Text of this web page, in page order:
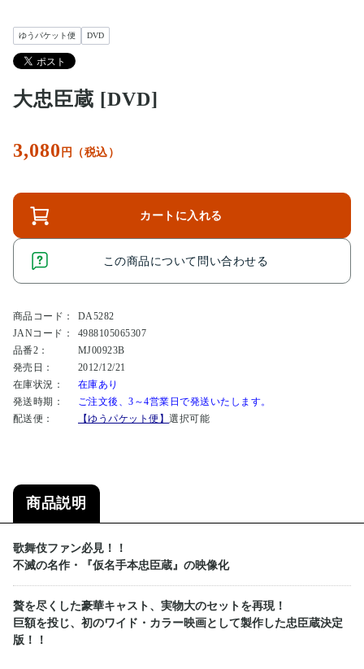
ゆうパケット便 DVD
大忠臣蔵 [DVD]
3,080 円（税込）
カートに入れる
この商品について問い合わせる
商品コード：
DA5282
JANコード：
4988105065307
品番2：
MJ00923B
発売日：
2012/12/21
在庫状況：
在庫あり
発送時期：
ご注文後、3～4営業日で発送いたします。
配送便：
【ゆうパケット便】選択可能
商品説明
歌舞伎ファン必見！！
不滅の名作・『仮名手本忠臣蔵』の映像化
贅を尽くした豪華キャスト、実物大のセットを再現！
巨額を投じ、初のワイド・カラー映画として製作した忠臣蔵決定
版！！